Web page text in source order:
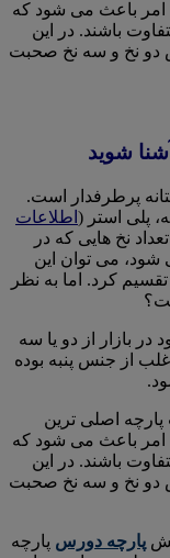
امر باعث می شود که
باشند. در این
دو نخ و سه نخ صحبت
شوید
پرطرفدار است.
پلی استر ( اطلاعات
نخ هایی که در
شود، می توان این
کرد. اما به نظر
بازار از دو یا سه
از جنس پنبه بوده
پارچه اصلی ترین
امر باعث می شود که
باشند. در این
دو نخ و سه نخ صحبت
پارچه دورس پارچه